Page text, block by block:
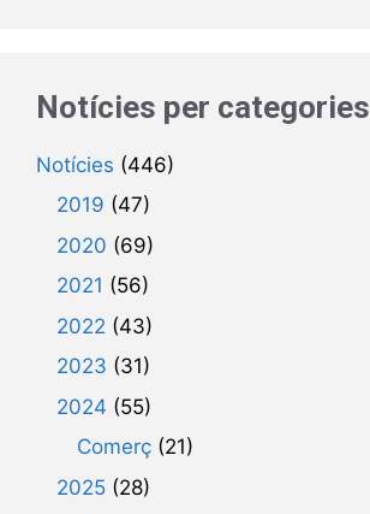
Notícies per categories
Notícies (446)
2019 (47)
2020 (69)
2021 (56)
2022 (43)
2023 (31)
2024 (55)
Comerç (21)
2025 (28)